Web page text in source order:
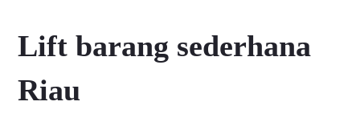
Lift barang sederhana
Riau